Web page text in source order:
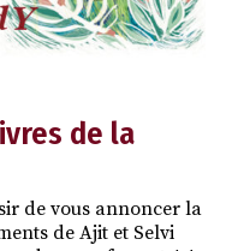
de la
de vous annoncer la
de Ajit et Selvi